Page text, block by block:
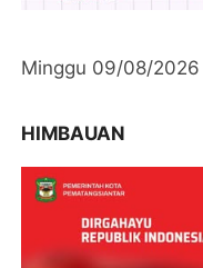
Minggu 09/08/2026
HIMBAUAN